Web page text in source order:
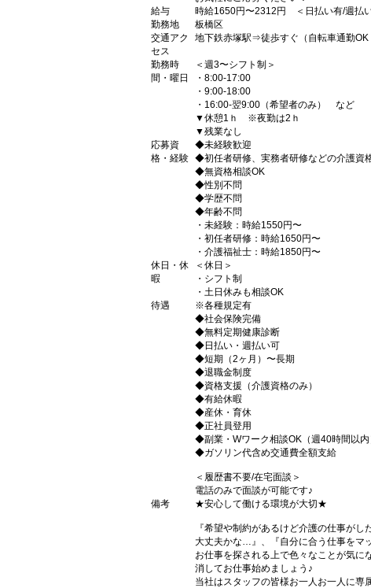
給与
時給1650円〜2312円 ＜日払い有/週払
勤務地
板橋区
交通アク
セス
地下鉄赤塚駅⇒徒歩すぐ（自転車通勤OK
勤務時
間・曜日
＜週3〜シフト制＞
・8:00-17:00
・9:00-18:00
・16:00-翌9:00（希望者のみ） など
▼休憩1ｈ ※夜勤は2ｈ
▼残業なし
応募資
格・経験
◆未経験歓迎
◆初任者研修、実務者研修などの介護資
◆無資格相談OK
◆性別不問
◆学歴不問
◆年齢不問
・未経験：時給1550円〜
・初任者研修：時給1650円〜
・介護福祉士：時給1850円〜
休日・休
暇
＜休日＞
・シフト制
・土日休みも相談OK
待遇
※各種規定有
◆社会保険完備
◆無料定期健康診断
◆日払い・週払い可
◆短期（2ヶ月）〜長期
◆退職金制度
◆資格支援（介護資格のみ）
◆有給休暇
◆産休・育休
◆正社員登用
◆副業・Wワーク相談OK（週40時間以内
◆ガソリン代含め交通費全額支給
＜履歴書不要/在宅面談＞
電話のみで面談が可能です♪
備考
★安心して働ける環境が大切★
『希望や制約があるけど介護の仕事が
大丈夫かな…』、『自分に合う仕事をマ
お仕事を探される上で色々なことが気
消してお仕事始めましょう♪
当社はスタッフの皆様お一人お一人に専